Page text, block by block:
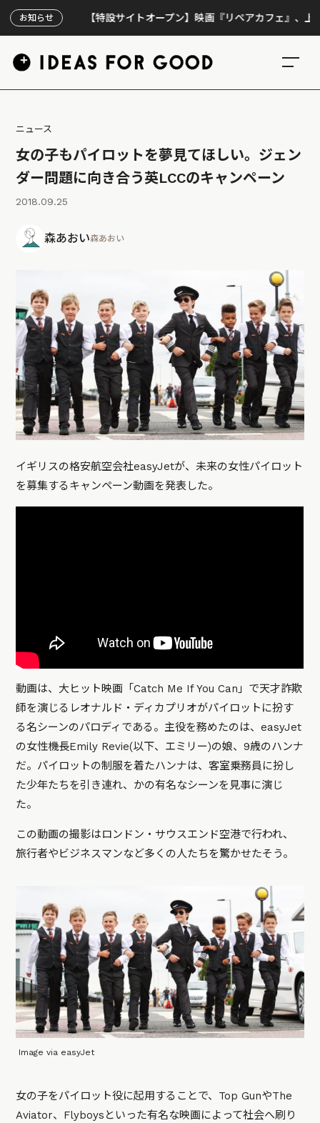
お知らせ【特設サイトオープン】映画『リペアカフェ』、上映300回
ニュース
女の子もパイロットを夢見てほしい。ジェン
ダー問題に向き合う英LCCのキャンペーン
2018.09.25
森あおい森あおい
イギリスの格安航空会社easyJetが、未来の女性パイロット
を募集するキャンペーン動画を発表した。
動画は、大ヒット映画「Catch Me If You Can」で天才詐欺
師を演じるレオナルド・ディカプリオがパイロットに扮す
る名シーンのパロディである。主役を務めたのは、easyJet
の女性機長Emily Revie(以下、エミリー)の娘、9歳のハンナ
だ。パイロットの制服を着たハンナは、客室乗務員に扮し
た少年たちを引き連れ、かの有名なシーンを見事に演じ
た。
この動画の撮影はロンドン・サウスエンド空港で行われ、
旅行者やビジネスマンなど多くの人たちを驚かせたそう。
Image via easyJet
女の子をパイロット役に起用することで、Top GunやThe
Aviator、Flyboysといった有名な映画によって社会へ刷り